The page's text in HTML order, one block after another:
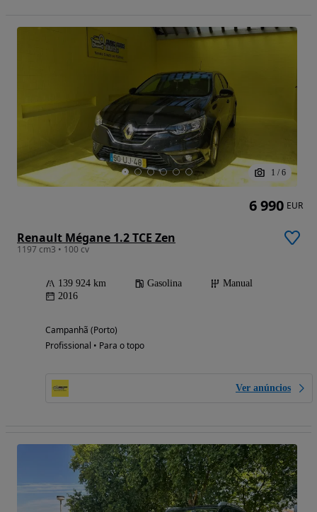
1 / 6
Renault Mégane 1.2 TCE Zen
1197 cm3 • 100 cv
139 924 km Gasolina
Manual
2016
Campanhã (Porto)
Profissional • Para o topo
Ver anúncios
6 990 EUR